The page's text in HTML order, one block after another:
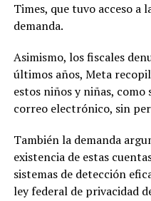
Times, que tuvo acceso a
demanda.
Asimismo, los fiscales
últimos años, Meta
estos niños y niñas,
correo electrónico, sin
También la demanda
existencia de estas
sistemas de detección
ley federal de privacidad